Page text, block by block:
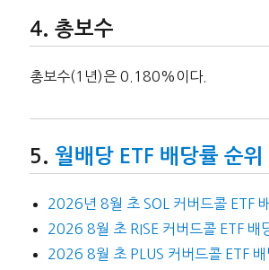
총보수
총보수(1년)은 0.180%이다.
월배당 ETF 배당률 순위
2026년 8월 초 SOL 커버드콜 ETF
2026 8월 초 RISE 커버드콜 ETF 배
2026 8월 초 PLUS 커버드콜 ETF 배